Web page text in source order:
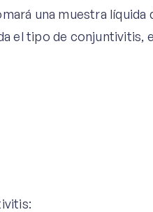
una muestra líquida
el tipo de conjuntivitis,